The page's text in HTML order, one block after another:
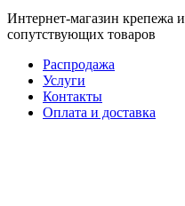
Интернет-магазин крепежа и
сопутствующих товаров
Распродажа
Услуги
Контакты
Оплата и доставка